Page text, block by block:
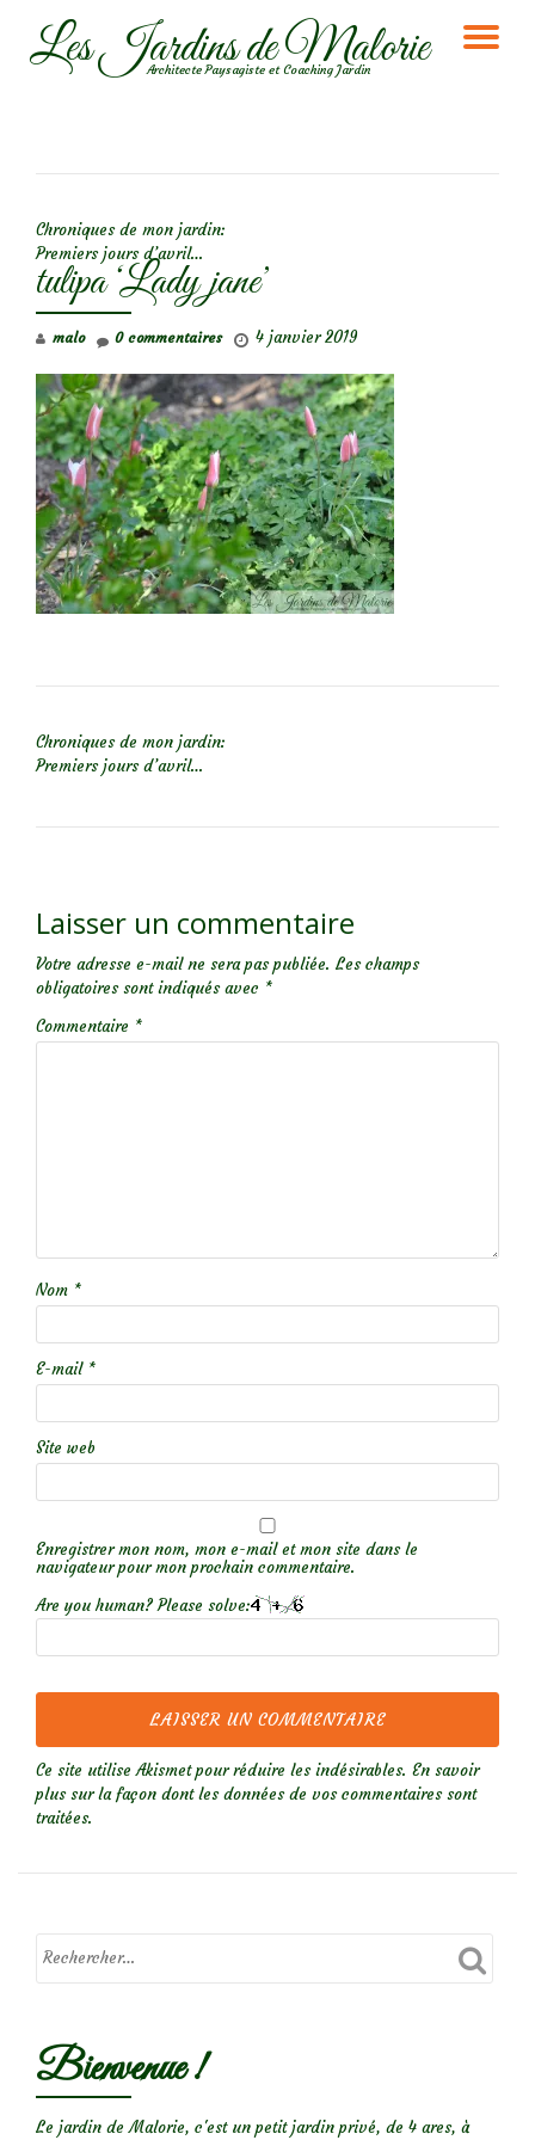
AllerLes Jardins de Malorie
Architecte Paysagiste et Coaching Jardin
Chroniques de mon jardin:
Premiers jours d’avril…
tulipa ‘Lady jane’
malo 4 janvier 2019
0 commentaires
Chroniques de mon jardin:
Premiers jours d’avril…
Laisser un commentaire
Votre adresse e-mail ne sera pas publiée. Les champs
obligatoires sont indiqués avec *
Commentaire *
Nom *
E-mail *
Site web
Enregistrer mon nom, mon e-mail et mon site dans le
navigateur pour mon prochain commentaire.
Are you human? Please solve:
Ce site utilise Akismet pour réduire les indésirables. En savoir
plus sur la façon dont les données de vos commentaires sont
traitées.
Bienvenue !
Le jardin de Malorie, c'est un petit jardin privé, de 4 ares, à